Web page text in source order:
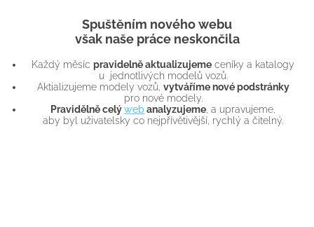
Spuštěním nového webu
však naše práce neskončila
Každý měsícpravidelně aktualizujeme ceníky a katalogy
u jednotlivých modelů vozů.
Aktializujeme modely vozů, vytváříme nové podstránky
pro nové modely.
Pravidělně celýwebanalyzujeme , a upravujeme,
aby byl uživatelsky co nejpřívětivější, rychlý a čitelný.